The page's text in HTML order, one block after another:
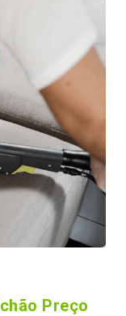
Preço